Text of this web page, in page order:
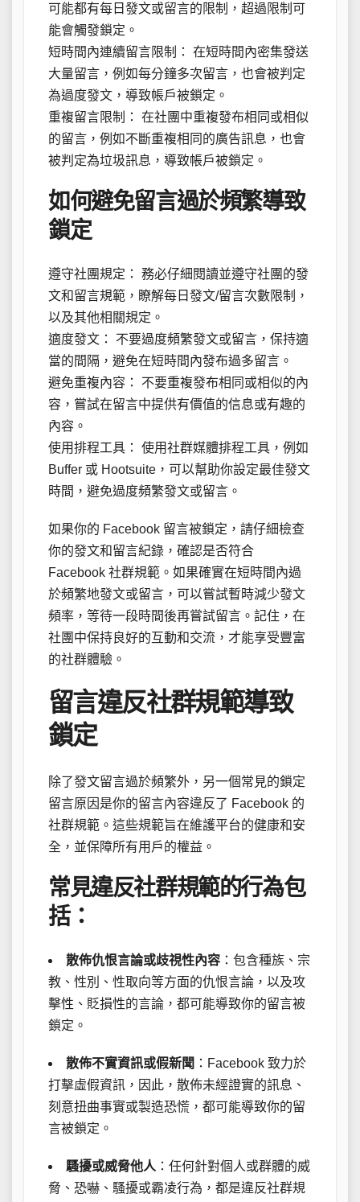
可能都有每日發文或留言的限制，超過限制可
能會觸發鎖定。
短時間內連續留言限制： 在短時間內密集發送
大量留言，例如每分鐘多次留言，也會被判定
為過度發文，導致帳戶被鎖定。
重複留言限制： 在社團中重複發布相同或相似
的留言，例如不斷重複相同的廣告訊息，也會
被判定為垃圾訊息，導致帳戶被鎖定。
如何避免留言過於頻繁導致
鎖定
遵守社團規定： 務必仔細閱讀並遵守社團的發
文和留言規範，瞭解每日發文/留言次數限制，
以及其他相關規定。
適度發文： 不要過度頻繁發文或留言，保持適
當的間隔，避免在短時間內發布過多留言。
避免重複內容： 不要重複發布相同或相似的內
容，嘗試在留言中提供有價值的信息或有趣的
內容。
使用排程工具： 使用社群媒體排程工具，例如
Buffer 或 Hootsuite，可以幫助你設定最佳發文
時間，避免過度頻繁發文或留言。
如果你的 Facebook 留言被鎖定，請仔細檢查
你的發文和留言紀錄，確認是否符合
Facebook 社群規範。如果確實在短時間內過
於頻繁地發文或留言，可以嘗試暫時減少發文
頻率，等待一段時間後再嘗試留言。記住，在
社團中保持良好的互動和交流，才能享受豐富
的社群體驗。
留言違反社群規範導致
鎖定
除了發文留言過於頻繁外，另一個常見的鎖定
留言原因是你的留言內容違反了 Facebook 的
社群規範。這些規範旨在維護平台的健康和安
全，並保障所有用戶的權益。
常見違反社群規範的行為包
括：
散佈仇恨言論或歧視性內容 ：包含種族、宗
教、性別、性取向等方面的仇恨言論，以及攻
擊性、貶損性的言論，都可能導致你的留言被
鎖定。
散佈不實資訊或假新聞 ：Facebook 致力於
打擊虛假資訊，因此，散佈未經證實的訊息、
刻意扭曲事實或製造恐慌，都可能導致你的留
言被鎖定。
騷擾或威脅他人 ：任何針對個人或群體的威
脅、恐嚇、騷擾或霸凌行為，都是違反社群規